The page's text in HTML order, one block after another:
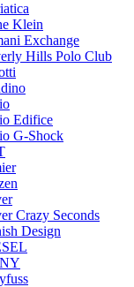
Klein
Exchange
Hills Polo Club
Edifice
G-Shock
Crazy Seconds
Design